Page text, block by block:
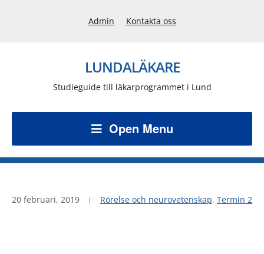
Admin Kontakta oss
LUNDALÄKARE
Studieguide till läkarprogrammet i Lund
Open Menu
20 februari, 2019 Rörelse och neurovetenskap, Termin 2